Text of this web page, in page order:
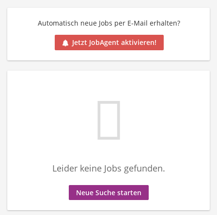
Automatisch neue Jobs per E-Mail erhalten?
Jetzt JobAgent aktivieren!
Leider keine Jobs gefunden.
Neue Suche starten